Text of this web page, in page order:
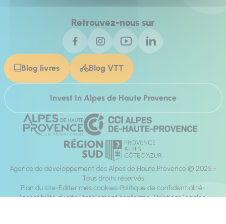
Retrouvez-nous sur
Blog livres Blog VTT
Invest In Alpes de Haute Provence
Agence de développement des Alpes de Haute Provence © 2025 -
Tous droits réservés
Plan du site Éditer mes cookies Politique de confidentialité
Accessibilité du site : totalement conforme Mentions légales